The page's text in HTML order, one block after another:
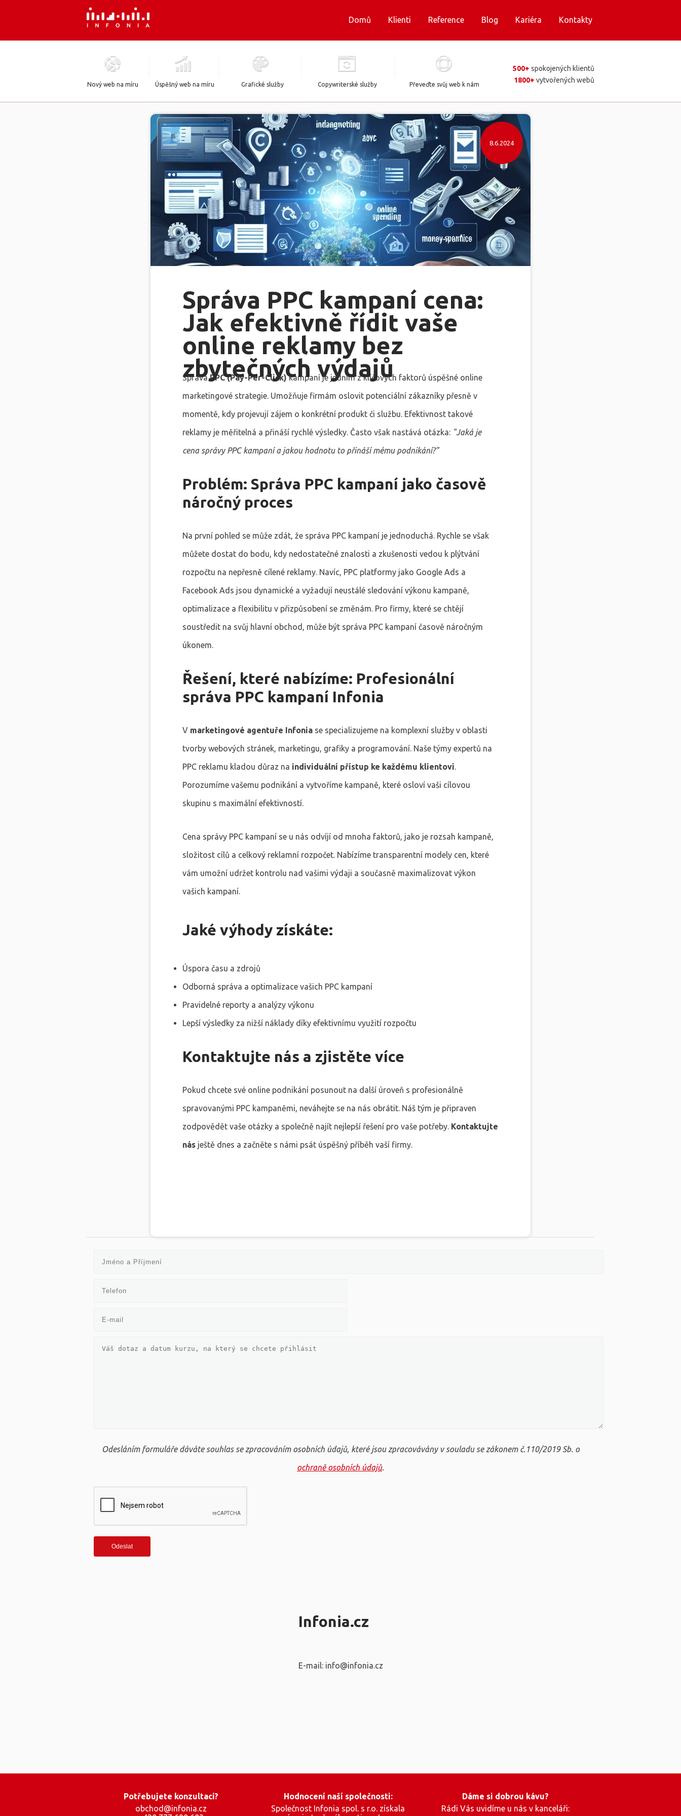
Správa PPC kampaní cena:
Jak efektivně řídit vaše
online reklamy bez
zbytečných výdajů
8.6.2024
SprávaPPC (Pay-Per-Click)kampaní je jedním z klíčových faktorů úspěšné online
marketingové strategie. Umožňuje firmám oslovit potenciální zákazníky přesně v
momentě, kdy projevují zájem o konkrétní produkt či službu. Efektivnost takové
reklamy je měřitelná a přináší rychlé výsledky. Často však nastává otázka: "Jaká je
cena správy PPC kampaní a jakou hodnotu to přináší mému podnikání?"
Problém: Správa PPC kampaní jako časově
náročný proces
Na první pohled se může zdát, že správa PPC kampaní je jednoduchá. Rychle se však
můžete dostat do bodu, kdy nedostatečné znalosti a zkušenosti vedou k plýtvání
rozpočtu na nepřesně cílené reklamy. Navíc, PPC platformy jako Google Ads a
Facebook Ads jsou dynamické a vyžadují neustálé sledování výkonu kampaně,
optimalizace a flexibilitu v přizpůsobení se změnám. Pro firmy, které se chtějí
soustředit na svůj hlavní obchod, může být správa PPC kampaní časově náročným
úkonem.
Řešení, které nabízíme: Profesionální
správa PPC kampaní Infonia
V marketingové agentuře Infonia se specializujeme na komplexní služby v oblasti
tvorby webových stránek, marketingu, grafiky a programování. Naše týmy expertů na
PPC reklamu kladou důraz na individuální přístup ke každému klientovi.
Porozumíme vašemu podnikání a vytvoříme kampaně, které osloví vaši cílovou
skupinu s maximální efektivností.
Cena správy PPC kampaní se u nás odvíjí od mnoha faktorů, jako je rozsah kampaně,
složitost cílů a celkový reklamní rozpočet. Nabízíme transparentní modely cen, které
vám umožní udržet kontrolu nad vašimi výdaji a současně maximalizovat výkon
vašich kampaní.
Jaké výhody získáte:
Úspora času a zdrojů
Odborná správa a optimalizace vašich PPC kampaní
Pravidelné reporty a analýzy výkonu
Lepší výsledky za nižší náklady díky efektivnímu využití rozpočtu
Kontaktujte nás a zjistěte více
Pokud chcete své online podnikání posunout na další úroveň s profesionálně
spravovanými PPC kampaněmi, neváhejte se na nás obrátit. Náš tým je připraven
zodpovědět vaše otázky a společně najít nejlepší řešení pro vaše potřeby. Kontaktujte
nás ještě dnes a začněte s námi psát úspěšný příběh vaší firmy.
Odesláním formuláře dáváte souhlas se zpracováním osobních údajů, které jsou zpracovávány v souladu se zákonem č.110/2019 Sb. o
ochraně osobních údajů.
Infonia.cz
E-mail: info@infonia.cz
Nový web na míru Úspěšný web na míru Grafické služby Copywriterské služby Převeďte svůj web k nám
500+ spokojených klientů
1800+ vytvořených webů
Domů Klienti Reference Blog Kariéra Kontakty
Potřebujete konzultaci?
obchod@infonia.cz
Hodnocení naší společnosti:
Společnost Infonia spol. s r.o. získala
Dáme si dobrou kávu?
Rádi Vás uvidíme u nás v kanceláři: